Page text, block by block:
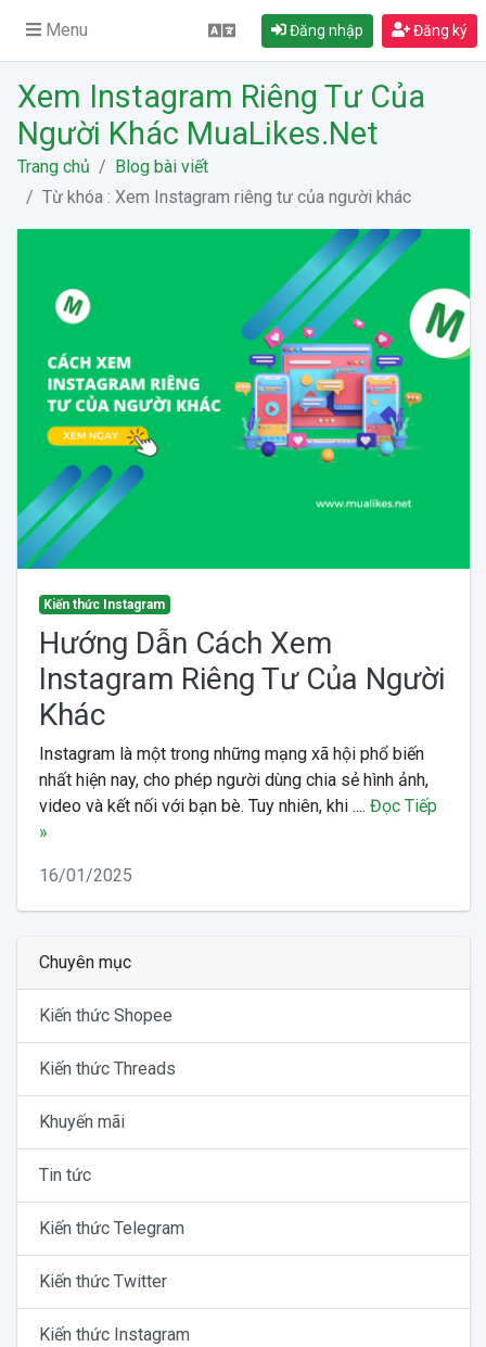
Menu Đăng nhập Đăng ký
Xem Instagram Riêng Tư Của
Người Khác MuaLikes.Net
Trang chủ
Blog bài viết
Từ khóa : Xem Instagram riêng tư của người khác
Kiến thức Instagram
Hướng Dẫn Cách Xem
Instagram Riêng Tư Của Người
Khác
Instagram là một trong những mạng xã hội phổ biến
nhất hiện nay, cho phép người dùng chia sẻ hình ảnh,
video và kết nối với bạn bè. Tuy nhiên, khi .... Đọc Tiếp
»
16/01/2025
Chuyên mục
Kiến thức Shopee
Kiến thức Threads
Khuyến mãi
Tin tức
Kiến thức Telegram
Kiến thức Twitter
Kiến thức Instagram